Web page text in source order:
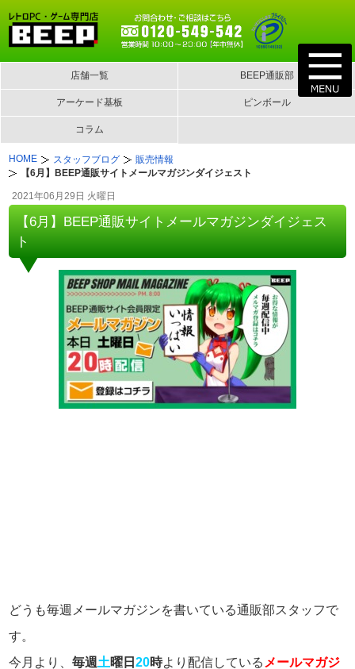
店舗一覧 BEEP通販部
アーケード基板 ピンボール
コラム
HOME スタッフブログ
販売情報
【6月】BEEP通販サイトメールマガジンダイジェスト
2021年06月29日 火曜日
【6月】BEEP通販サイトメールマガジンダイジェス
ト
どうも毎週メールマガジンを書いている通販部スタッフで
す。
今月より、毎週 土曜日20時より配信している メールマガジ